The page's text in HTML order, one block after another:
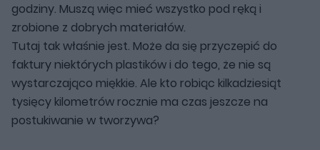
godziny. Muszą więc mieć wszystko pod ręką i
zrobione z dobrych materiałów.
Tutaj tak właśnie jest. Może da się przyczepić do
faktury niektórych plastików i do tego, że nie są
wystarczająco miękkie. Ale kto robiąc kilkadziesiąt
tysięcy kilometrów rocznie ma czas jeszcze na
postukiwanie w tworzywa?